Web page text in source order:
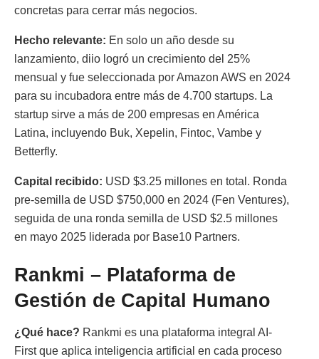
concretas para cerrar más negocios.
Hecho relevante: En solo un año desde su
lanzamiento, diio logró un crecimiento del 25%
mensual y fue seleccionada por Amazon AWS en 2024
para su incubadora entre más de 4.700 startups. La
startup sirve a más de 200 empresas en América
Latina, incluyendo Buk, Xepelin, Fintoc, Vambe y
Betterfly.
Capital recibido: USD $3.25 millones en total. Ronda
pre-semilla de USD $750,000 en 2024 (Fen Ventures),
seguida de una ronda semilla de USD $2.5 millones
en mayo 2025 liderada por Base10 Partners.
Rankmi – Plataforma de
Gestión de Capital Humano
¿Qué hace? Rankmi es una plataforma integral AI-
First que aplica inteligencia artificial en cada proceso